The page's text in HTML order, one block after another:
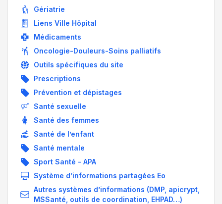
Gériatrie
Liens Ville Hôpital
Médicaments
Oncologie-Douleurs-Soins palliatifs
Outils spécifiques du site
Prescriptions
Prévention et dépistages
Santé sexuelle
Santé des femmes
Santé de l’enfant
Santé mentale
Sport Santé - APA
Système d’informations partagées Eo
Autres systèmes d’informations (DMP, apicrypt,
MSSanté, outils de coordination, EHPAD…)